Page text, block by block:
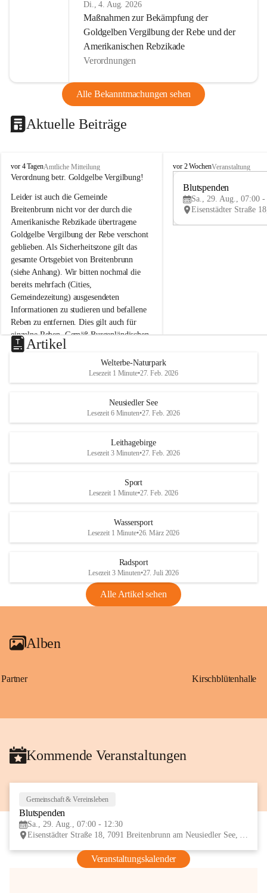
Di., 4. Aug. 2026
Maßnahmen zur Bekämpfung der
Goldgelben Vergilbung der Rebe und der
Amerikanischen Rebzikade
Verordnungen
Alle Bekanntmachungen sehen
Aktuelle Beiträge
B
r
i
t
e
n
b
r
u
n
n
a
m
N
e
u
s
d
S
vor 4 TagenAmtliche Mitteilung
Verordnung betr. Goldgelbe Vergilbung!
Leider ist auch die Gemeinde
Breitenbrunn nicht vor der durch die
Amerikanische Rebzikade übertragene
Goldgelbe Vergilbung der Rebe verschont
geblieben. Als Sicherheitszone gilt das
gesamte Ortsgebiet von Breitenbrunn
(siehe Anhang). Wir bitten nochmal die
bereits mehrfach (Cities,
Gemeindezeitung) ausgesendeten
Informationen zu studieren und befallene
Reben zu entfernen. Dies gilt auch für
einzelne Reben. Gemäß Burgenländischen
Weinbaugesetz sind nicht gepflegte oder
unzulässige Weingärten zu roden! Bitte
helfen wir zusammen um unsere Winzer
vor den prognostizierten Ernteausfällen
und den daraus folgenden wirtschaftlichen
Maßnahmen zur Bekämpfung
Rebe und der Amerikanischen
Anhang VBl. EU Nr. 18
1 Seite•1,4 MB
VBl. EU Nr. 18_2026
B
e
u
e
d
r
S
vor 2 WochenVeranstaltung
Blutspenden
Sa., 29. Aug., 07:00 -
Artikel
Welterbe-Naturpark
Lesezeit 1 Minute•27. Feb. 2026
Neusiedler See
Lesezeit 6 Minuten•27. Feb. 2026
Leithagebirge
Lesezeit 3 Minuten•27. Feb. 2026
Sport
Lesezeit 1 Minute•27. Feb. 2026
Wassersport
Lesezeit 1 Minute•26. März 2026
Radsport
Lesezeit 3 Minuten•27. Juli 2026
Alle Artikel sehen
Alben
Partner Kirschblütenhalle
Kommende Veranstaltungen
Gemeinschaft & Vereinsleben
Blutspenden
Sa., 29. Aug., 07:00 - 12:30
Eisenstädter Straße 18, 7091 Breitenbrunn am Neusiedler See, AUT
Veranstaltungskalender